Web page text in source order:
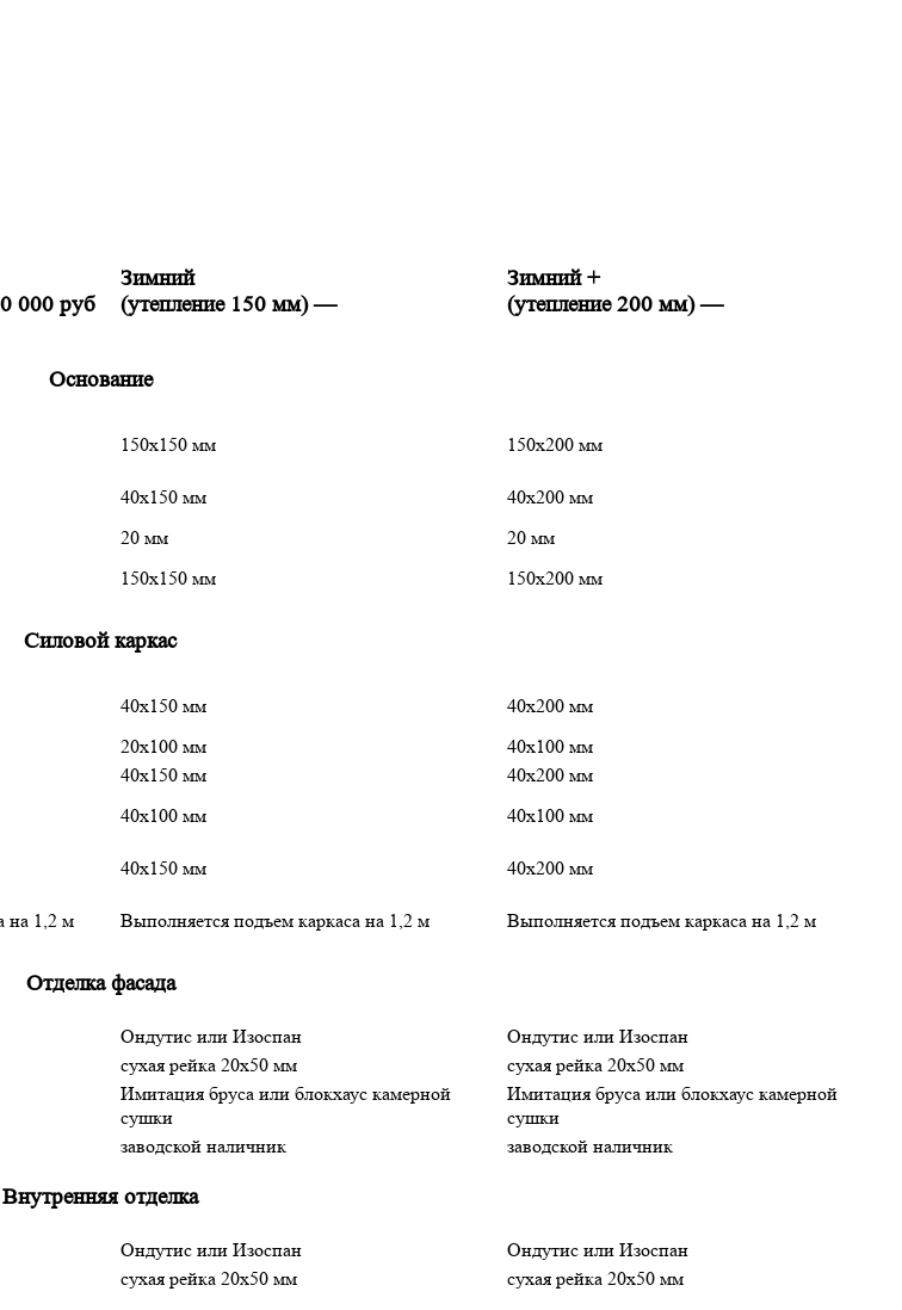
000 руб
Зимний
(утепление 150 мм)—
Зимний +
(утепление 200 мм)—
Основание
150х150 мм
150х200 мм
40х150 мм
40х200 мм
20 мм
20 мм
150х150 мм 150х200 мм
Силовой каркас
40х150 мм
40х200 мм
20х100 мм
40х100 мм
40х150 мм
40х200 мм
40х100 мм
40х100 мм
40х150 мм
40х200 мм
на 1,2 м Выполняется подъем каркаса на 1,2 м Выполняется подъем каркаса на 1,2 м
Отделка фасада
Ондутис или Изоспан
Ондутис или Изоспан
сухая рейка 20х50 мм
сухая рейка 20х50 мм
Имитация бруса или блокхаус камерной
сушки
Имитация бруса или блокхаус камерной
сушки
заводской наличник заводской наличник
Внутренняя отделка
Ондутис или Изоспан
Ондутис или Изоспан
сухая рейка 20х50 мм
сухая рейка 20х50 мм